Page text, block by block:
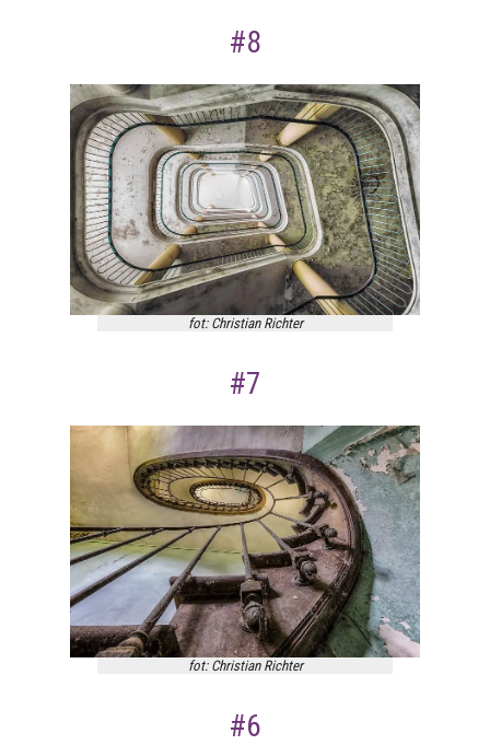
#8
fot: Christian Richter
#7
fot: Christian Richter
#6